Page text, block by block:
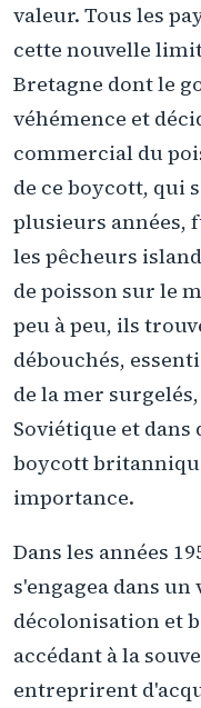
valeur. Tous les
cette nouvelle
Bretagne dont le
véhémence et
commercial du
de ce boycott, qui
plusieurs années,
les pêcheurs
de poisson sur le
peu à peu, ils
débouchés,
de la mer
Soviétique et dans
boycott
importance.
Dans les années
s'engagea dans
décolonisation et
accédant à la
entreprirent